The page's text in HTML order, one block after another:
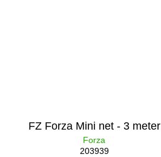
FZ Forza Mini net - 3 meter
Forza
203939